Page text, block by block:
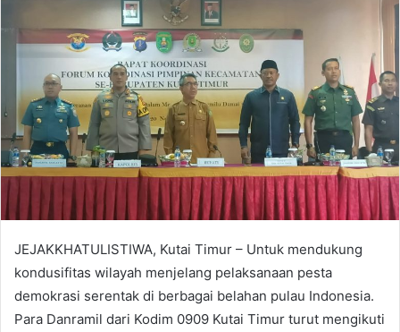
JEJAKKHATULISTIWA, Kutai Timur – Untuk mendukung
kondusifitas wilayah menjelang pelaksanaan pesta
demokrasi serentak di berbagai belahan pulau Indonesia.
Para Danramil dari Kodim 0909 Kutai Timur turut mengikuti